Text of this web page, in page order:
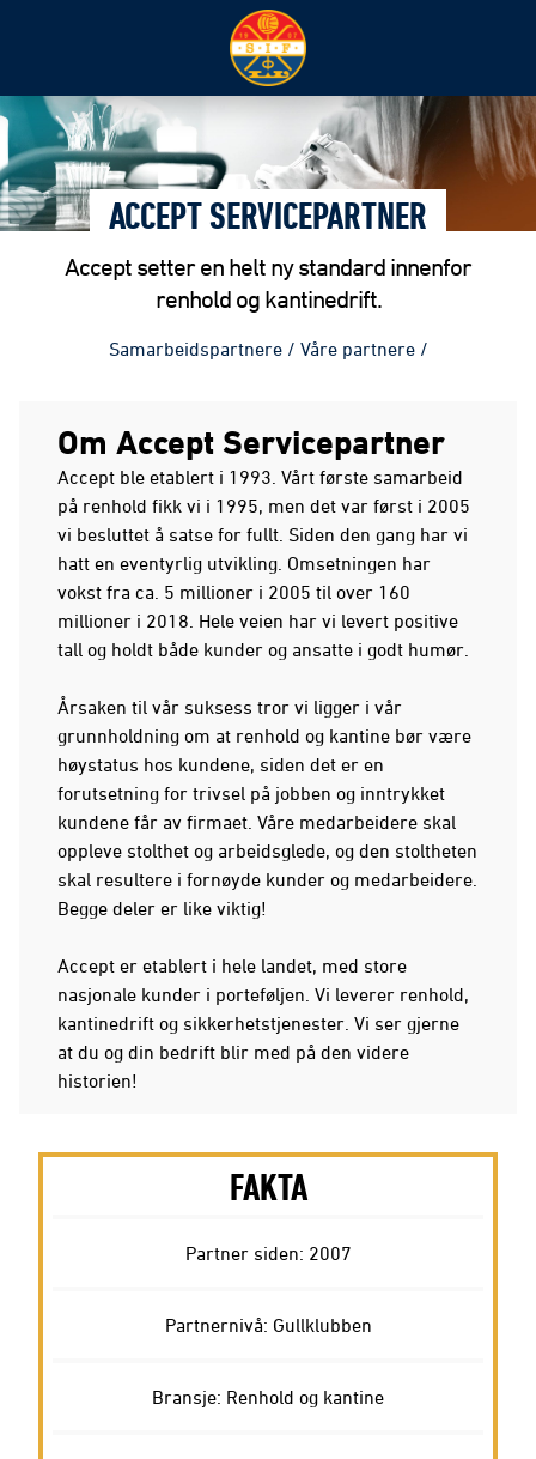
ACCEPT SERVICEPARTNER
Accept setter en helt ny standard innenfor
renhold og kantinedrift.
Samarbeidspartnere / Våre partnere /
Om Accept Servicepartner
Accept ble etablert i 1993. Vårt første samarbeid
på renhold fikk vi i 1995, men det var først i 2005
vi besluttet å satse for fullt. Siden den gang har vi
hatt en eventyrlig utvikling. Omsetningen har
vokst fra ca. 5 millioner i 2005 til over 160
millioner i 2018. Hele veien har vi levert positive
tall og holdt både kunder og ansatte i godt humør.
Årsaken til vår suksess tror vi ligger i vår
grunnholdning om at renhold og kantine bør være
høystatus hos kundene, siden det er en
forutsetning for trivsel på jobben og inntrykket
kundene får av firmaet. Våre medarbeidere skal
oppleve stolthet og arbeidsglede, og den stoltheten
skal resultere i fornøyde kunder og medarbeidere.
Begge deler er like viktig!
Accept er etablert i hele landet, med store
nasjonale kunder i porteføljen. Vi leverer renhold,
kantinedrift og sikkerhetstjenester. Vi ser gjerne
at du og din bedrift blir med på den videre
historien!
FAKTA
Partner siden: 2007
Partnernivå: Gullklubben
Bransje: Renhold og kantine